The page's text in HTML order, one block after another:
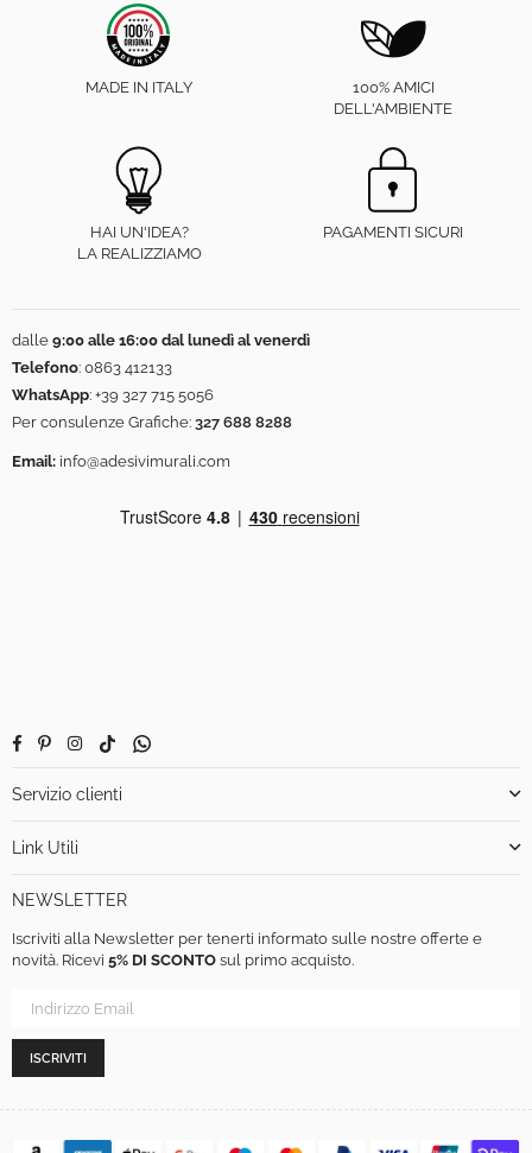
MADE IN ITALY
100% AMICI
DELL'AMBIENTE
HAI UN'IDEA?
LA REALIZZIAMO
PAGAMENTI SICURI
dalle 9:00 alle 16:00 dal lunedì al venerdì
Telefono: 0863 412133
WhatsApp: +39 327 715 5056
Per consulenze Grafiche: 327 688 8288
Email: info@adesivimurali.com
FacebookPinterestInstagram
TikTokWhatsapp
Servizio clienti
Link Utili
NEWSLETTER
Iscriviti alla Newsletter per tenerti informato sulle nostre offerte e
novità. Ricevi 5% DI SCONTO sul primo acquisto.
ISCRIVITI